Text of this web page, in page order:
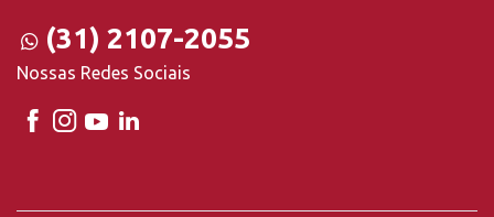
(31) 2107-2055
Nossas Redes Sociais